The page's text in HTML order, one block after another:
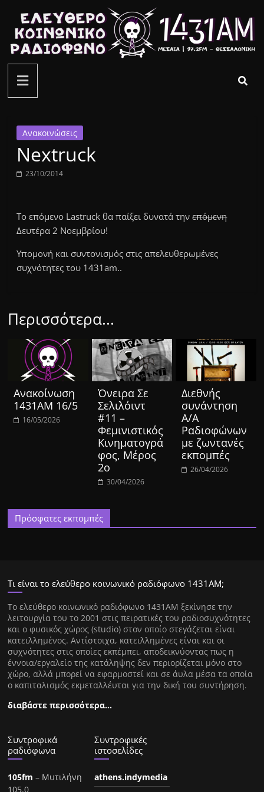
περιεχόμενο
ελεύθερο
κοινωνικό
ραδιόφωνο
1431AM
Ανακοινώσεις
Nextruck
23/10/2014
Το επόμενο Lastruck θα παίξει δυνατά τηνεπόμενη
Δευτέρα 2 Νοεμβρίου!
Υπομονή και συντονισμός στις απελευθερωμένες
συχνότητες του 1431am..
Περισσότερα...
Ανακοίνωση
1431ΑΜ 16/5
16/05/2026
Όνειρα Σε
Σελιλόιντ
#11 –
Φεμινιστικός
Κινηματογρά
φος, Μέρος
2ο
30/04/2026
Διεθνής
συνάντηση
Α/Α
Ραδιοφώνων
με ζωντανές
εκπομπές
26/04/2026
Πρόσφατες εκπομπές
Τι είναι το ελεύθερο κοινωνικό ραδιόφωνο 1431ΑΜ;
Tο ελεύθερο κοινωνικό ραδιόφωνο 1431AM ξεκίνησε την
λειτουργία του το 2001 στις πειρατικές του ραδιοσυχνότητες
και ο φυσικός χώρος (studio) στον οποίο στεγάζεται είναι
κατειλλημένος. Αντίστοιχα, κατειλλημένες είναι και οι
συχνότητες στις οποίες εκπέμπει, αποδεικνύοντας πως η
έννοια/εργαλείο της κατάληψης δεν περιορίζεται μόνο στο
χώρο, αλλά μπορεί να εφαρμοστεί και σε άυλα μέσα τα οποία
ο καπιταλισμός εκμεταλλέυται για την δική του συντήρηση.
διαβάστε περισσότερα…
Συντροφικά
ραδιόφωνα
105fm – Μυτιλήνη
105.0
Συντροφικές
ιστοσελίδες
athens.indymedia